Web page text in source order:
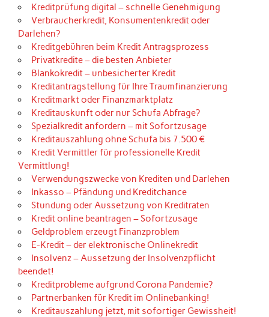
Kreditprüfung digital – schnelle Genehmigung
Verbraucherkredit, Konsumentenkredit oder
Darlehen?
Kreditgebühren beim Kredit Antragsprozess
Privatkredite – die besten Anbieter
Blankokredit – unbesicherter Kredit
Kreditantragstellung für Ihre Traumfinanzierung
Kreditmarkt oder Finanzmarktplatz
Kreditauskunft oder nur Schufa Abfrage?
Spezialkredit anfordern – mit Sofortzusage
Kreditauszahlung ohne Schufa bis 7.500 €
Kredit Vermittler für professionelle Kredit
Vermittlung!
Verwendungszwecke von Krediten und Darlehen
Inkasso – Pfändung und Kreditchance
Stundung oder Aussetzung von Kreditraten
Kredit online beantragen – Sofortzusage
Geldproblem erzeugt Finanzproblem
E-Kredit – der elektronische Onlinekredit
Insolvenz – Aussetzung der Insolvenzpflicht
beendet!
Kreditprobleme aufgrund Corona Pandemie?
Partnerbanken für Kredit im Onlinebanking!
Kreditauszahlung jetzt, mit sofortiger Gewissheit!